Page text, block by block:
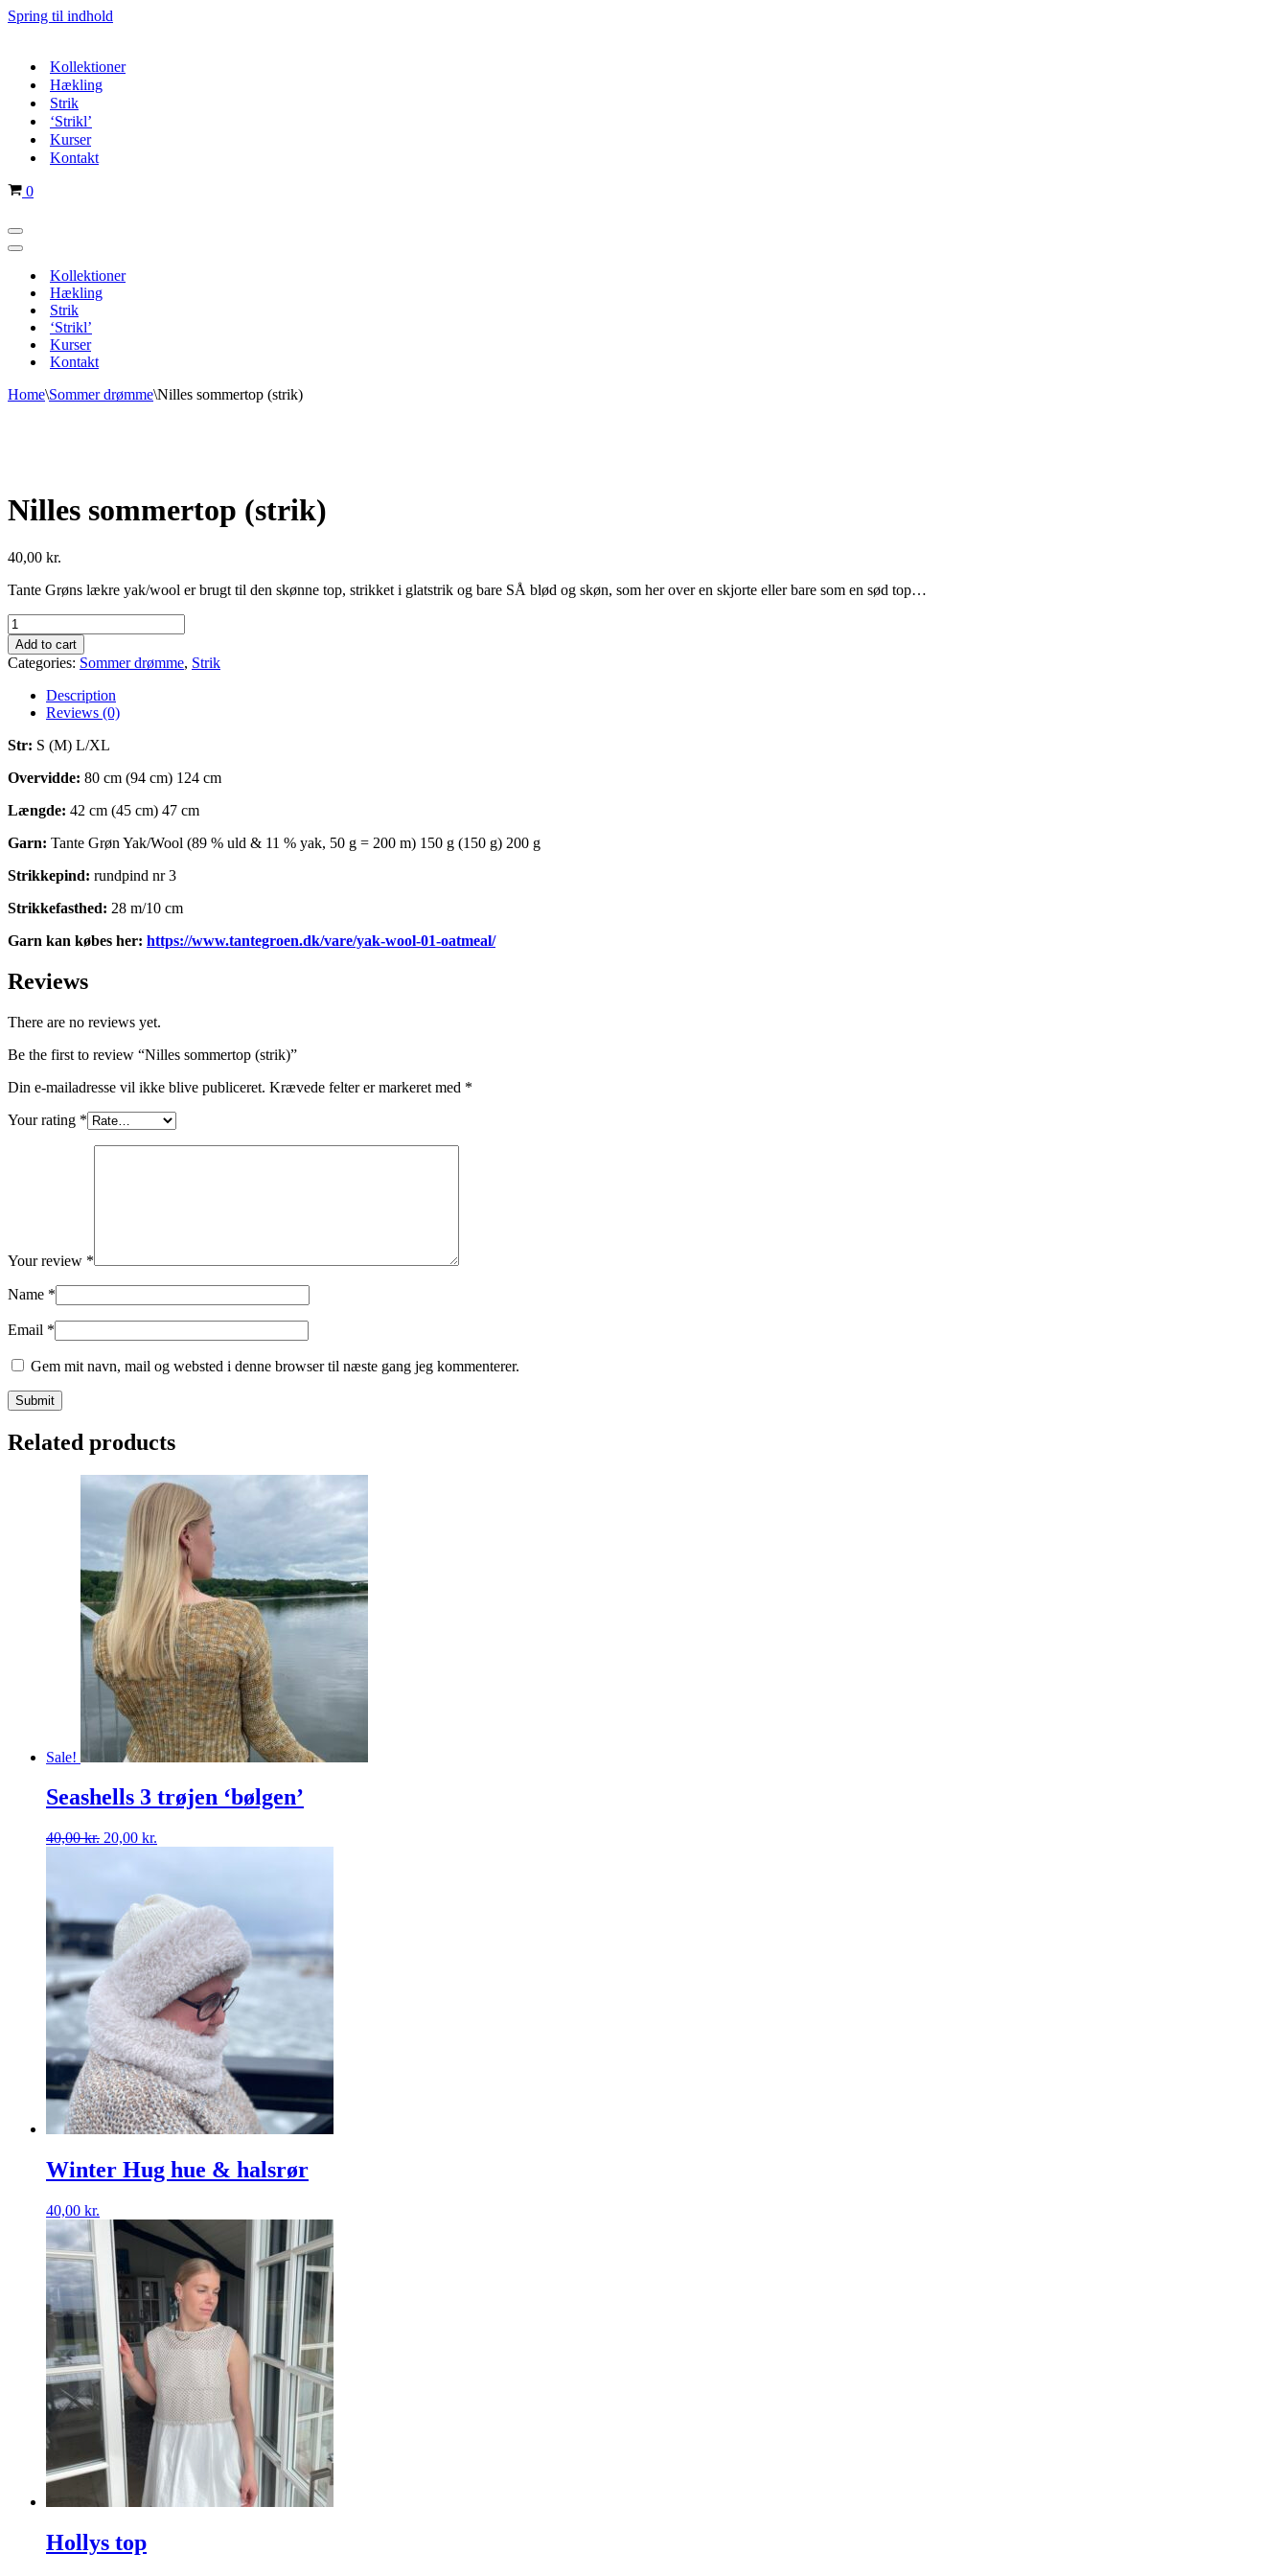
Spring til indhold
Kollektioner
Hækling
Strik
‘Strikl’
Kurser
Kontakt
Indkøbskurv
0
Navigation
menu
Navigation
Kollektioner
Hækling
Strik
‘Strikl’
Kurser
Kontakt
Home\Sommer drømme\Nilles sommertop (strik)
Nilles sommertop (strik)
40,00 kr.
Tante Grøns lækre yak/wool er brugt til den skønne top, strikket i glatstrik og bare SÅ blød og skøn, som her over en skjorte eller bare som en sød top…
Nilles
sommertop
(strik)
quantity
Add to cart
Categories: Sommer drømme, Strik
Description
Reviews (0)
Str: S (M) L/XL
Overvidde: 80 cm (94 cm) 124 cm
Længde: 42 cm (45 cm) 47 cm
Garn: Tante Grøn Yak/Wool (89 % uld & 11 % yak, 50 g = 200 m) 150 g (150 g) 200 g
Strikkepind: rundpind nr 3
Strikkefasthed: 28 m/10 cm
Garn kan købes her: https://www.tantegroen.dk/vare/yak-wool-01-oatmeal/
Reviews
There are no reviews yet.
Be the first to review “Nilles sommertop (strik)”
Din e-mailadresse vil ikke blive publiceret. Krævede felter er markeret med *
Your rating *
Your review *
Name *
Email *
Gem mit navn, mail og websted i denne browser til næste gang jeg kommenterer.
Related products
Sale!
Seashells 3 trøjen ‘bølgen’
40,00kr. 20,00 kr.
Winter Hug hue & halsrør
40,00 kr.
Hollys top